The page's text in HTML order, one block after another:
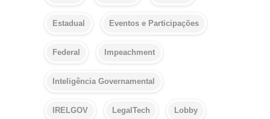
Estadual Eventos e Participações
Federal Impeachment
Inteligência Governamental
IRELGOV LegalTech Lobby